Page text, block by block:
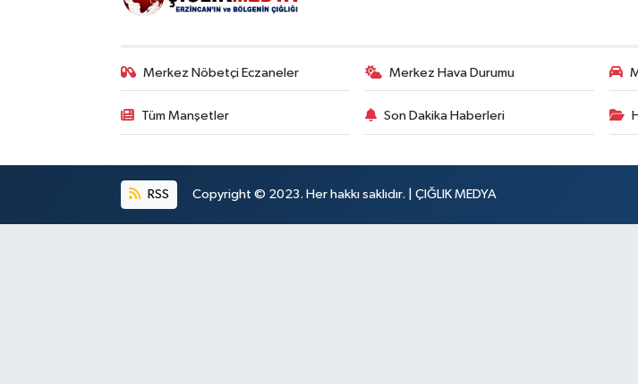
Merkez Nöbetçi Eczaneler Merkez Hava Durumu
Tüm Manşetler Son Dakika Haberleri
RSS Copyright © 2023. Her hakkı saklıdır. | ÇIĞLIK MEDYA